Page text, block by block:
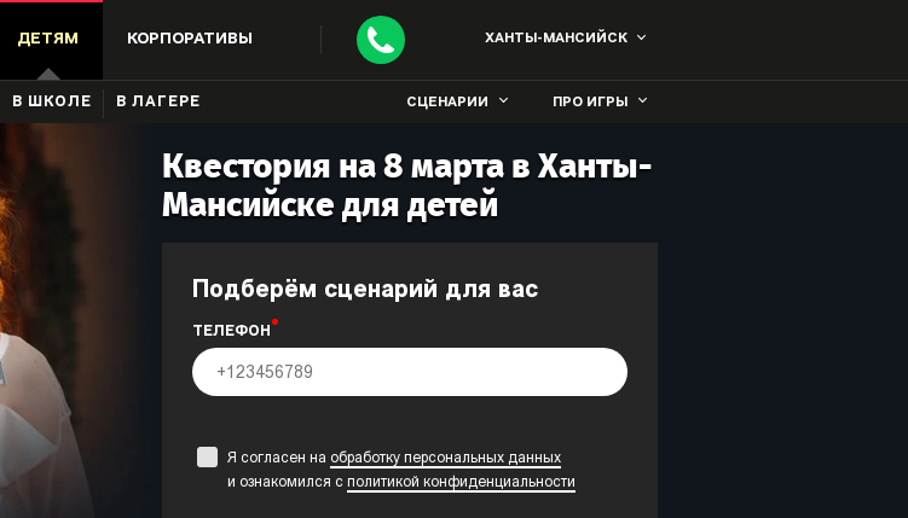
ДЕТЯМ КОРПОРАТИВЫ ХАНТЫ-МАНСИЙСК
В ШКОЛЕ В ЛАГЕРЕ СЦЕНАРИИ ПРО ИГРЫ
Квестория на 8 марта в Ханты-
Мансийске для детей
Подберём сценарий для вас
ТЕЛЕФОН
Я согласен на обработку персональных данных
и ознакомился с политикой конфиденциальности